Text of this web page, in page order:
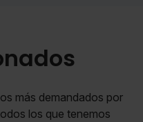
más demandados por
los que tenemos